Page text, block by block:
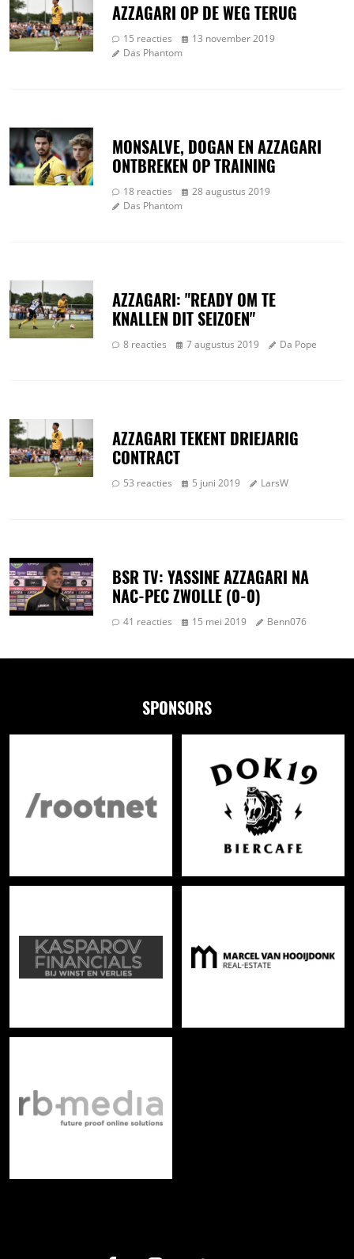
AZZAGARI OP DE WEG TERUG
15 reacties
13 november 2019
Das Phantom
MONSALVE, DOGAN EN AZZAGARI
ONTBREKEN OP TRAINING
18 reacties
28 augustus 2019
Das Phantom
AZZAGARI: "READY OM TE
KNALLEN DIT SEIZOEN"
8 reacties 7 augustus 2019 Da Pope
AZZAGARI TEKENT DRIEJARIG
CONTRACT
53 reacties 5 juni 2019 LarsW
BSR TV: YASSINE AZZAGARI NA
NAC-PEC ZWOLLE (0-0)
41 reacties 15 mei 2019 Benn076
SPONSORS